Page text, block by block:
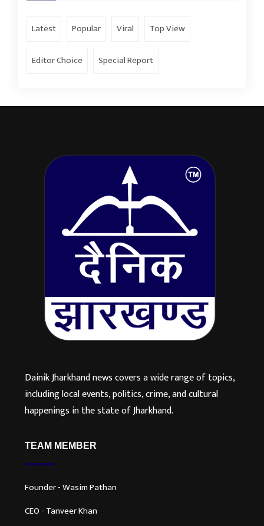
Latest Popular Viral Top View
Editor Choice Special Report
Dainik Jharkhand news covers a wide range of topics,
including local events, politics, crime, and cultural
happenings in the state of Jharkhand.
TEAM MEMBER
Founder - Wasim Pathan
CEO - Tanveer Khan